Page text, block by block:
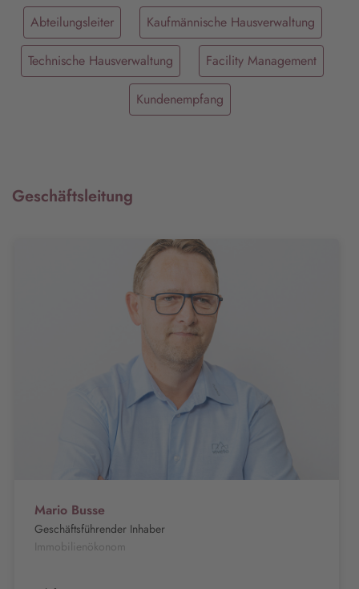
Abteilungsleiter Kaufmännische Hausverwaltung
Technische Hausverwaltung Facility Management
Kundenempfang
Geschäftsleitung
Mario Busse
Geschäftsführender Inhaber
Immobilienökonom